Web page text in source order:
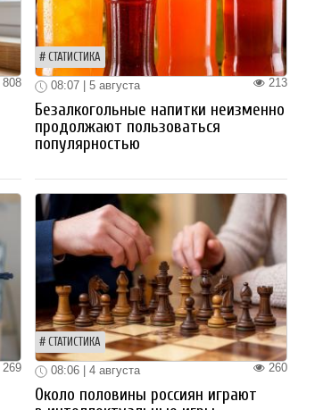
808
СТАТИСТИКА
213
08:07 | 5 августа
Безалкогольные напитки неизменно
продолжают пользоваться
популярностью
269
СТАТИСТИКА
260
08:06 | 4 августа
Около половины россиян играют